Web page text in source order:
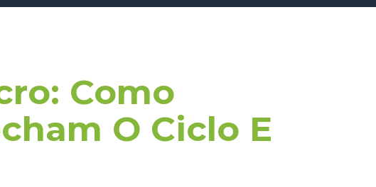
Como
O Ciclo E